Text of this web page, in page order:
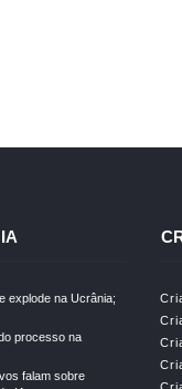
explode na Ucrânia;
processo na
falam sobre